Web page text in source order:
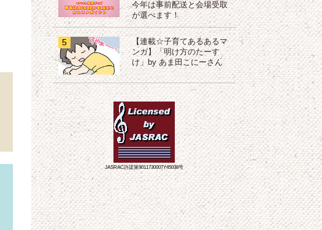
今年は事前配送と会場受取
が選べます！
5
【連載☆子育てあるあるマ
ンガ】「明け方のたーす
け」by あま田こにーさん
JASRAC許諾第9011730007Y45038号